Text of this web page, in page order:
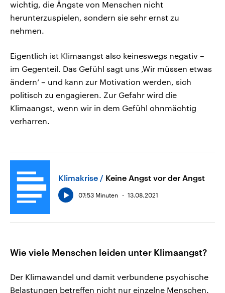
wichtig, die Ängste von Menschen nicht
herunterzuspielen, sondern sie sehr ernst zu
nehmen.
Eigentlich ist Klimaangst also keineswegs negativ –
im Gegenteil. Das Gefühl sagt uns ‚Wir müssen etwas
ändern‘ – und kann zur Motivation werden, sich
politisch zu engagieren. Zur Gefahr wird die
Klimaangst, wenn wir in dem Gefühl ohnmächtig
verharren.
Klimakrise Keine Angst vor der Angst
07:53 Minuten 13.08.2021
Wie viele Menschen leiden unter Klimaangst?
Der Klimawandel und damit verbundene psychische
Belastungen betreffen nicht nur einzelne Menschen.